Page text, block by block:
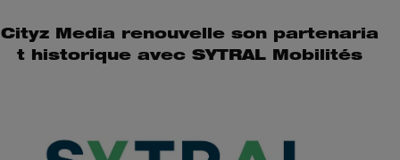
Cityz Media renouvelle son partenaria
t historique avec SYTRAL Mobilités